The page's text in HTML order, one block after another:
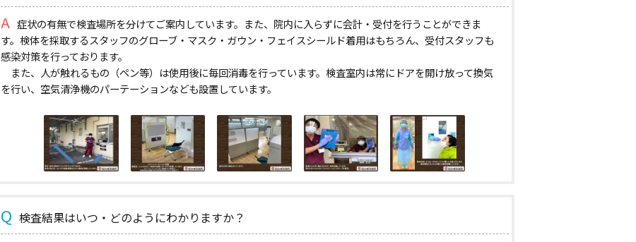
症状の有無で検査場所を分けてご案内しています。また、院内に入らずに会計・受付を行うことができま
す。検体を採取するスタッフのグローブ・マスク・ガウン・フェイスシールド着用はもちろん、受付スタッフも
感染対策を行っております。
また、人が触れるもの（ペン等）は使用後に毎回消毒を行っています。検査室内は常にドアを開け放って換気
を行い、空気清浄機のパーテーションなども設置しています。
検査結果はいつ・どのようにわかりますか？